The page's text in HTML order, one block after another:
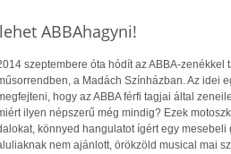
ABBAhagyni!
szeptembere óta hódít az ABBA-
a Madách Színházban. Az idei
hogy az ABBA férfi tagjai által
ilyen népszerű még mindig? Ezek
könnyed hangulatot ígért egy
nem ajánlott, örökzöld musical mai